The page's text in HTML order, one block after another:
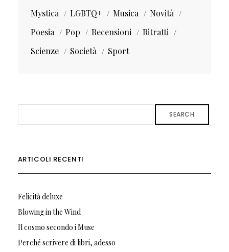
Mystica
LGBTQ+ Musica
Novità
Poesia
Pop Recensioni
Ritratti
Scienze
Società Sport
SEARCH
ARTICOLI RECENTI
Felicità deluxe
Blowing in the Wind
Il cosmo secondo i Muse
Perché scrivere di libri, adesso